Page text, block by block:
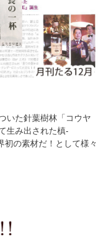
いた針葉樹林「コウヤ
生み出された槙-
初の素材だ！として様々